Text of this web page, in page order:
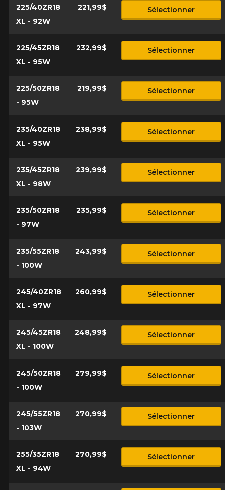
225/40ZR18
XL - 92W
221,99$ Sélectionner
225/45ZR18
XL - 95W
232,99$ Sélectionner
225/50ZR18
- 95W
219,99$ Sélectionner
235/40ZR18
XL - 95W
238,99$ Sélectionner
235/45ZR18
XL - 98W
239,99$ Sélectionner
235/50ZR18
- 97W
235,99$ Sélectionner
235/55ZR18
- 100W
243,99$ Sélectionner
245/40ZR18
XL - 97W
260,99$ Sélectionner
245/45ZR18
XL - 100W
248,99$ Sélectionner
245/50ZR18
- 100W
279,99$ Sélectionner
245/55ZR18
- 103W
270,99$ Sélectionner
255/35ZR18
XL - 94W
270,99$ Sélectionner